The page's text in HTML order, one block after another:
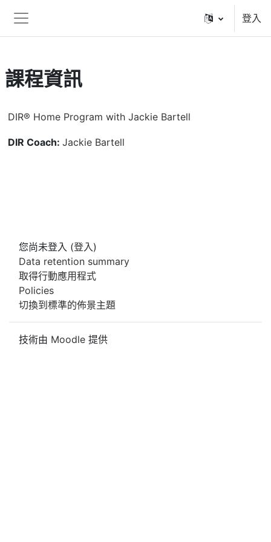
側板
登入
課程資訊
DIR® Home Program with Jackie Bartell
DIR Coach: Jackie Bartell
您尚未登入 (登入)
Data retention summary
取得行動應用程式
Policies
切換到標準的佈景主題
技術由 Moodle 提供